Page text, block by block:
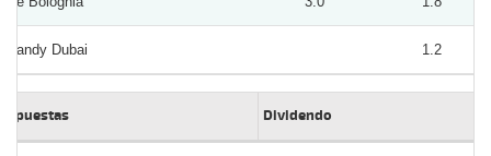
Candy Dubai 1.2
Apuestas Dividendo